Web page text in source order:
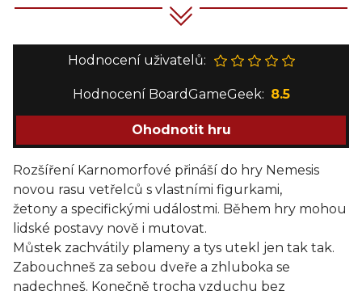
Hodnocení uživatelů:
Hodnocení BoardGameGeek: 8.5
Ohodnotit hru
Rozšíření Karnomorfové přináší do hry Nemesis
novou rasu vetřelců s vlastními figurkami,
žetony a specifickými událostmi. Během hry mohou
lidské postavy nově i mutovat.
Můstek zachvátily plameny a tys utekl jen tak tak.
Zabouchneš za sebou dveře a zhluboka se
nadechneš. Konečně trocha vzduchu bez